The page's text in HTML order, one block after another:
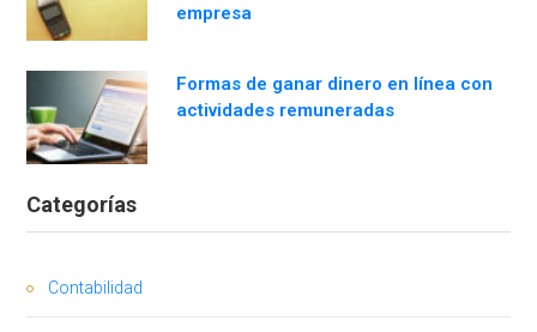
empresa
Formas de ganar dinero en línea con
actividades remuneradas
Categorías
Contabilidad